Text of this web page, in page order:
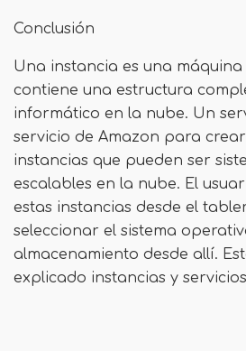
Conclusión
Una instancia es una
contiene una estructura
informático en la nube. Un
servicio de Amazon para
instancias que pueden ser
escalables en la nube. El
estas instancias desde el
seleccionar el sistema
almacenamiento desde allí.
explicado instancias y servicios